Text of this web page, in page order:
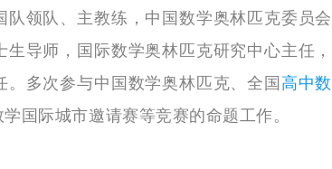
领队、主教练，中国数学奥林匹克委员会
导师，国际数学奥林匹克研究中心主任，
多次参与中国数学奥林匹克、全国 高中数
国际城市邀请赛等竞赛的命题工作。